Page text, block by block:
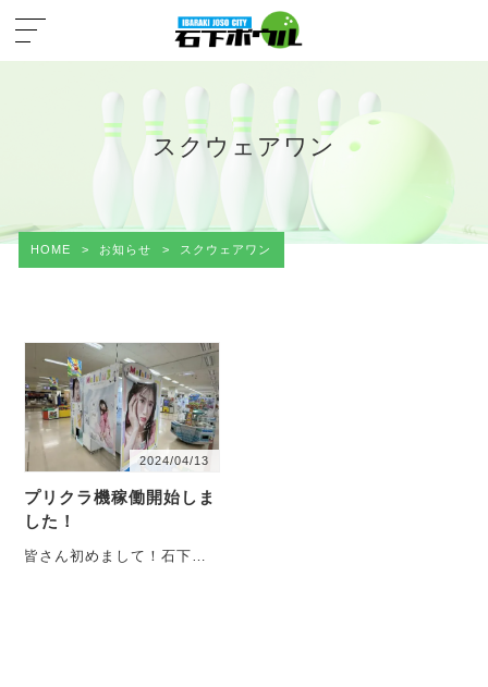
スクウェアワン
HOME > お知らせ > スクウェアワン
2024/04/13
プリクラ機稼働開始しま
した！
皆さん初めまして！石下ボ